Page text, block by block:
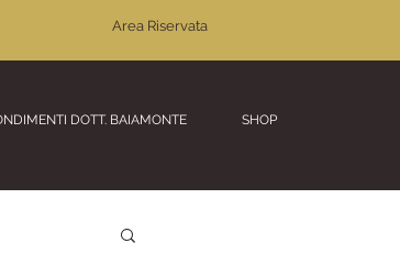
DOTT. BAIAMONTE SHOP
Area Riservata